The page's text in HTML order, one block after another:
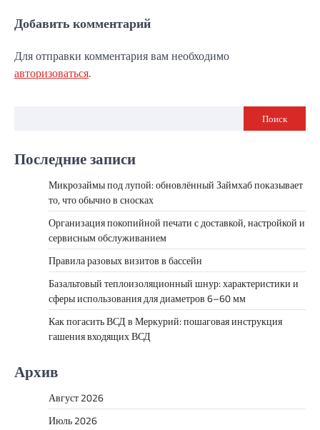
Добавить комментарий
Для отправки комментария вам необходимо
авторизоваться.
Поиск
Последние записи
Микрозаймы под лупой: обновлённый Займхаб показывает
то, что обычно в сносках
Организация покопийной печати с доставкой, настройкой и
сервисным обслуживанием
Правила разовых визитов в бассейн
Базальтовый теплоизоляционный шнур: характеристики и
сферы использования для диаметров 6–60 мм
Как погасить ВСД в Меркурий: пошаговая инструкция
гашения входящих ВСД
Архив
Август 2026
Июль 2026